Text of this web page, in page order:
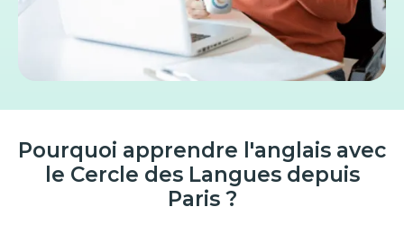
Pourquoi apprendre l'anglais avec
le Cercle des Langues depuis
Paris ?